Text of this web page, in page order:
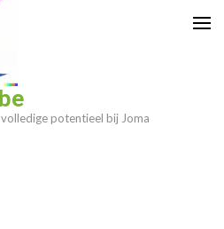
potentieel bij Joma